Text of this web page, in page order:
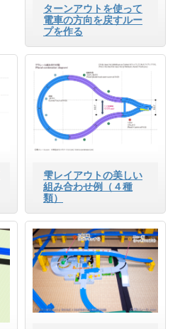
ターンアウトを使って
電車の方向を戻すルー
プを作る
雫レイアウトの美しい
組み合わせ例（４種
類）